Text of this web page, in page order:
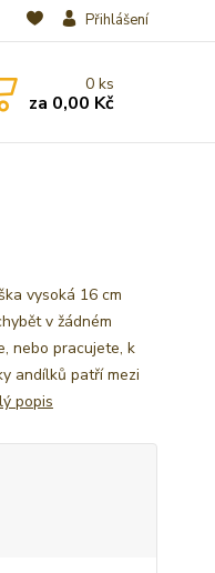
Přihlášení
0ks
za 0,00 Kč
vysoká 16 cm
v žádném
nebo pracujete, k
andílků patří mezi
popis